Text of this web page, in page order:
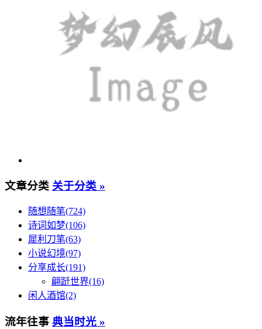
文章分类 关于分类 »
随想随笔(724)
诗词如梦(106)
犀利刀笔(63)
小说幻境(97)
分享成长(191)
翩跹世界(16)
闲人酒馆(2)
流年往事 典当时光 »